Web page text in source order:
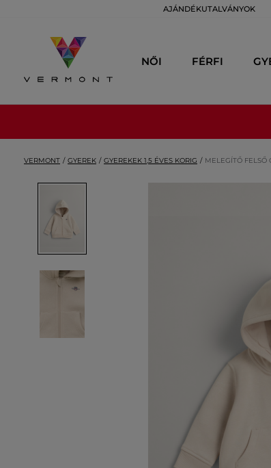
AJÁNDÉKUTALVÁNYOK
NŐI FÉRFI
VERMONT GYEREK GYEREKEK 1,5 ÉVES KORIG MELEGÍTŐ FELSŐ